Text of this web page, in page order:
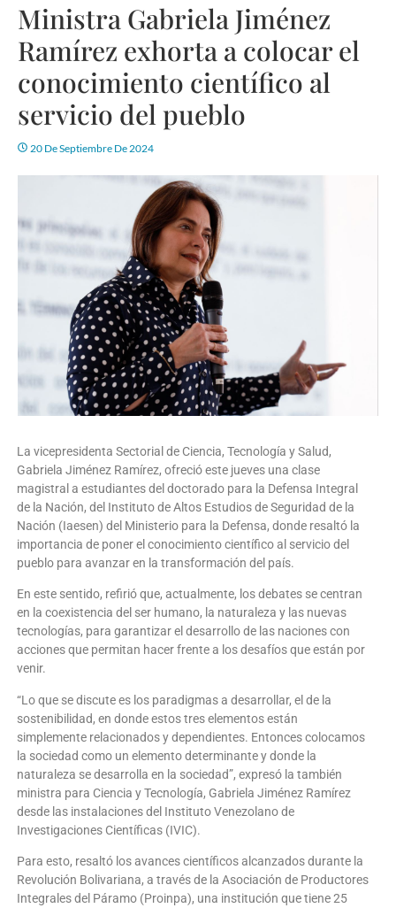
Ministra Gabriela Jiménez
Ramírez exhorta a colocar el
conocimiento científico al
servicio del pueblo
20 De Septiembre De 2024
La vicepresidenta Sectorial de Ciencia, Tecnología y Salud,
Gabriela Jiménez Ramírez, ofreció este jueves una clase
magistral a estudiantes del doctorado para la Defensa Integral
de la Nación, del Instituto de Altos Estudios de Seguridad de la
Nación (Iaesen) del Ministerio para la Defensa, donde resaltó la
importancia de poner el conocimiento científico al servicio del
pueblo para avanzar en la transformación del país.
En este sentido, refirió que, actualmente, los debates se centran
en la coexistencia del ser humano, la naturaleza y las nuevas
tecnologías, para garantizar el desarrollo de las naciones con
acciones que permitan hacer frente a los desafíos que están por
venir.
“Lo que se discute es los paradigmas a desarrollar, el de la
sostenibilidad, en donde estos tres elementos están
simplemente relacionados y dependientes. Entonces colocamos
la sociedad como un elemento determinante y donde la
naturaleza se desarrolla en la sociedad”, expresó la también
ministra para Ciencia y Tecnología, Gabriela Jiménez Ramírez
desde las instalaciones del Instituto Venezolano de
Investigaciones Científicas (IVIC).
Para esto, resaltó los avances científicos alcanzados durante la
Revolución Bolivariana, a través de la Asociación de Productores
Integrales del Páramo (Proinpa), una institución que tiene 25